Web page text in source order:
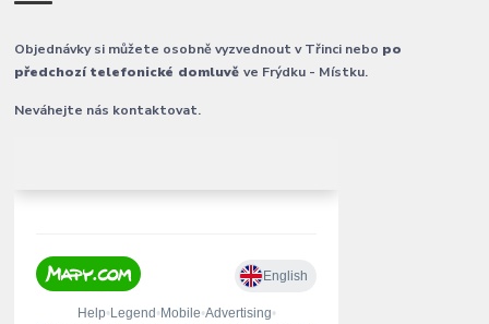
Objednávky si můžete osobně vyzvednout v Třinci nebo po
předchozí telefonické domluvěve Frýdku - Místku.
Neváhejte nás kontaktovat.